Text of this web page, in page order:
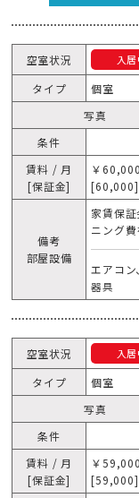
空室状況 入居
タイプ
個室
写真
条件
賃料 / 月
[保証金]
￥60,000
[60,000]
備考
部屋設備
家賃保
ニング
エアコ
器具
空室状況 入居
タイプ
個室
写真
条件
賃料 / 月
[保証金]
￥59,000
[59,000]